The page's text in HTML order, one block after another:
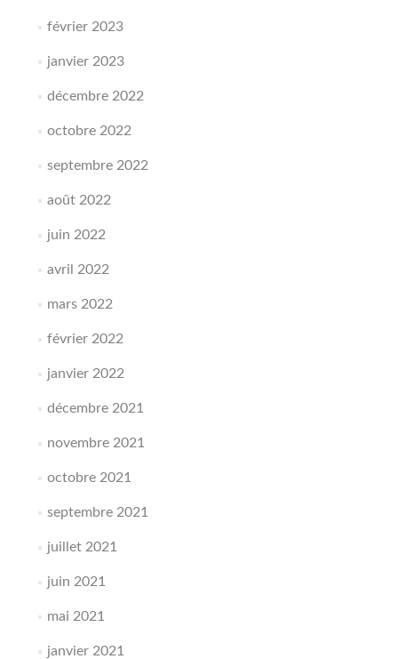
février 2023
janvier 2023
décembre 2022
octobre 2022
septembre 2022
août 2022
juin 2022
avril 2022
mars 2022
février 2022
janvier 2022
décembre 2021
novembre 2021
octobre 2021
septembre 2021
juillet 2021
juin 2021
mai 2021
janvier 2021